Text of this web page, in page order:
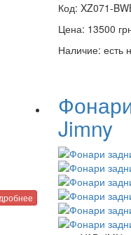
Код: XZ071-
Цена: 13500
Наличие: есть
Jimny